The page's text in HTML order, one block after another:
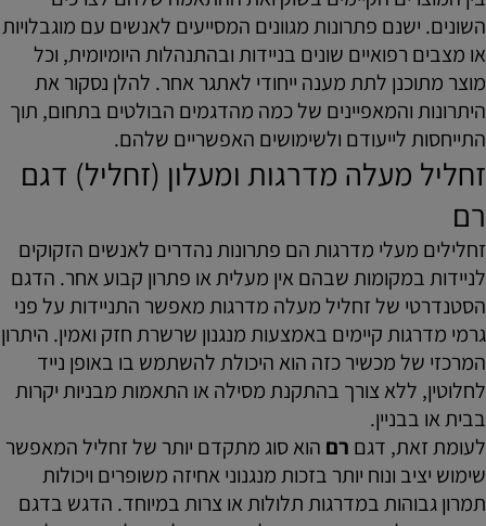
השונים. ישנם פתרונות מגוונים המסייעים לאנשים עם מוגבלויות
או מצבים רפואיים שונים בניידות ובהתנהלות היומיומית, וכל
מוצר מתוכנן לתת מענה ייחודי לאתגר אחר. להלן נסקור את
היתרונות והמאפיינים של כמה מהדגמים הבולטים בתחום, תוך
התייחסות לייעודם ולשימושים האפשריים שלהם.
זחליל מעלה מדרגות ומעלון (זחליל) דגם
רם
זחלילים מעלי מדרגות הם פתרונות נהדרים לאנשים הזקוקים
לניידות במקומות שבהם אין מעלית או פתרון קבוע אחר. הדגם
הסטנדרטי של זחליל מעלה מדרגות מאפשר התניידות על פני
גרמי מדרגות קיימים באמצעות מנגנון שרשרת חזק ואמין. היתרון
המרכזי של מכשיר כזה הוא היכולת להשתמש בו באופן נייד
לחלוטין, ללא צורך בהתקנת מסילה או התאמות מבניות יקרות
בבית או בבניין.
לעומת זאת, דגם רם הוא סוג מתקדם יותר של זחליל המאפשר
שימוש יציב ונוח יותר בזכות מנגנוני אחיזה משופרים ויכולות
תמרון גבוהות במדרגות תלולות או צרות במיוחד. הדגש בדגם